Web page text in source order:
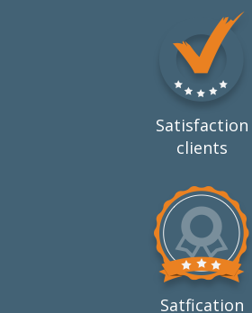
Satisfaction
clients
Satfication